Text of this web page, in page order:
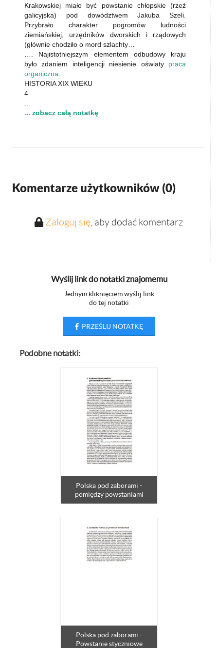
Krakowskiej miało być powstanie chłopskie (rzeź
galicyjska) pod dowództwem Jakuba Szeli.
Przybrało charakter pogromów ludności
ziemiańskiej, urzędników dworskich i rządowych
(głównie chodziło o mord szlachty…
…. Najistotniejszym elementem odbudowy kraju
było zdaniem inteligencji niesienie oświaty praca
organiczna
HISTORIA XIX WIEKU
4
... zobacz całą notatkę
Komentarze użytkowników (0)
Zaloguj się, aby dodać komentarz
Wyślij link do notatki znajomemu
Jednym kliknięciem wyślij link
do tej notatki
PRZEŚLIJ NOTATKĘ
Podobne notatki:
Polska pod zaborami -
pomiędzy powstaniami
Polska pod zaborami -
Powstanie styczniowe